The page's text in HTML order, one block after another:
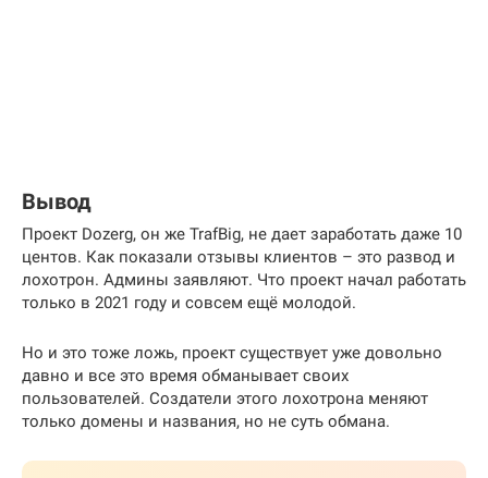
Вывод
Проект Dozerg, он же TrafBig, не дает заработать даже 10
центов. Как показали отзывы клиентов – это развод и
лохотрон. Админы заявляют. Что проект начал работать
только в 2021 году и совсем ещё молодой.
Но и это тоже ложь, проект существует уже довольно
давно и все это время обманывает своих
пользователей. Создатели этого лохотрона меняют
только домены и названия, но не суть обмана.